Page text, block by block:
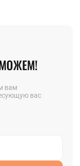
вам
вас